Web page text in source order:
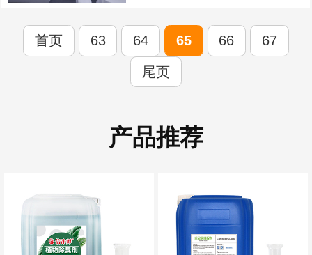
进行蚀刻，这些化学药剂与被蚀
刻材料发生反应后，会形成含有
多种污染物的废水，这就是蚀刻
废水。 &n...
首页 63 64 65 66 67
尾页
产品推荐